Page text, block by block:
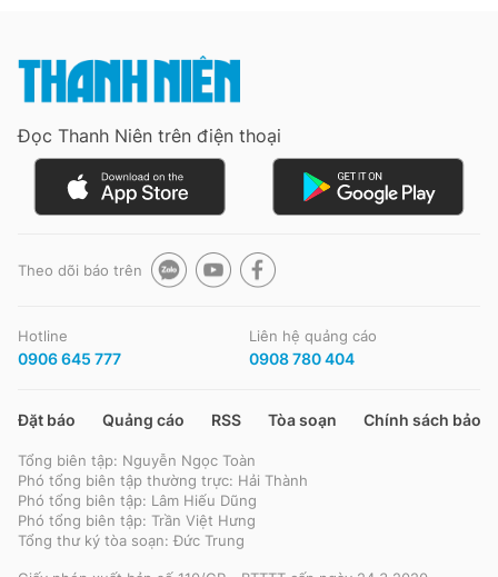
Đọc Thanh Niên trên điện thoại
Hotline Liên hệ quảng cáo
Tổng biên tập: Nguyễn Ngọc Toàn
Phó tổng biên tập thường trực: Hải Thành
Phó tổng biên tập: Lâm Hiếu Dũng
Phó tổng biên tập: Trần Việt Hưng
Đọc Thanh Niên trên điện thoại
Theo dõi báo trên
Hotline
0906 645 777
Liên hệ quảng cáo
0908 780 404
Đặt báo Quảng cáo RSS Tòa soạn Chính sách bảo
Tổng biên tập: Nguyễn Ngọc Toàn
Phó tổng biên tập thường trực: Hải Thành
Phó tổng biên tập: Lâm Hiếu Dũng
Phó tổng biên tập: Trần Việt Hưng
Tổng thư ký tòa soạn: Đức Trung